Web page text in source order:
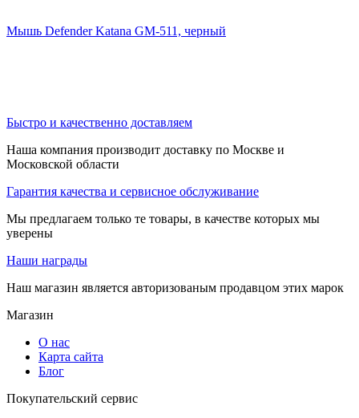
Мышь Defender Katana GM-511, черный
Быстро и качественно доставляем
Наша компания производит доставку по Москве и
Московской области
Гарантия качества и сервисное обслуживание
Мы предлагаем только те товары, в качестве которых мы
уверены
Наши награды
Наш магазин является авторизованым продавцом этих марок
Магазин
О нас
Карта сайта
Блог
Покупательский сервис